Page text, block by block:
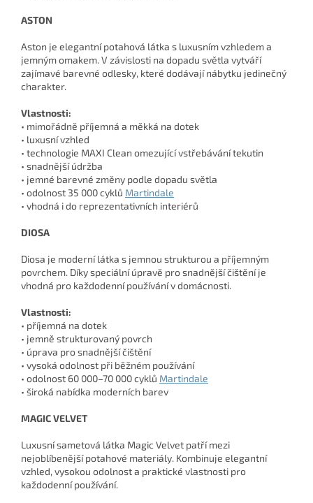
ASTON
Aston je elegantní potahová látka s luxusním vzhledem a
jemným omakem. V závislosti na dopadu světla vytváří
zajímavé barevné odlesky, které dodávají nábytku jedinečný
charakter.
Vlastnosti:
• mimořádně příjemná a měkká na dotek
• luxusní vzhled
• technologie MAXI Clean omezující vstřebávání tekutin
• snadnější údržba
• jemné barevné změny podle dopadu světla
• odolnost 35 000 cyklů Martindale
• vhodná i do reprezentativních interiérů
DIOSA
Diosa je moderní látka s jemnou strukturou a příjemným
povrchem. Díky speciální úpravě pro snadnější čištění je
vhodná pro každodenní používání v domácnosti.
Vlastnosti:
• příjemná na dotek
• jemně strukturovaný povrch
• úprava pro snadnější čištění
• vysoká odolnost při běžném používání
• odolnost 60 000–70 000 cyklů Martindale
• široká nabídka moderních barev
MAGIC VELVET
Luxusní sametová látka Magic Velvet patří mezi
nejoblíbenější potahové materiály. Kombinuje elegantní
vzhled, vysokou odolnost a praktické vlastnosti pro
každodenní používání.